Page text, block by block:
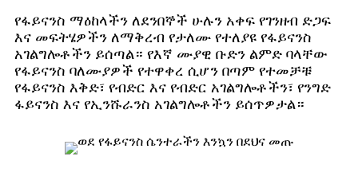
የፋይናንስ ማዕከላችን ለደንበኞች ሁሉን አቀፍ የገንዘብ ድጋፍ
እና መፍትሄዎችን ለማቅረብ የታለሙ የተለያዩ የፋይናንስ
አገልግሎቶችን ይሰጣል። የእኛ ሙያዊ ቡድን ልምድ ባላቸው
የፋይናንስ ባለሙያዎች የተዋቀረ ሲሆን በጣም የተመቻቹ
የፋይናንስ እቅድ፣ የብድር እና የብድር አገልግሎቶችን፣ የንግድ
ፋይናንስ እና የኢንሹራንስ አገልግሎቶችን ይሰጥዎታል።